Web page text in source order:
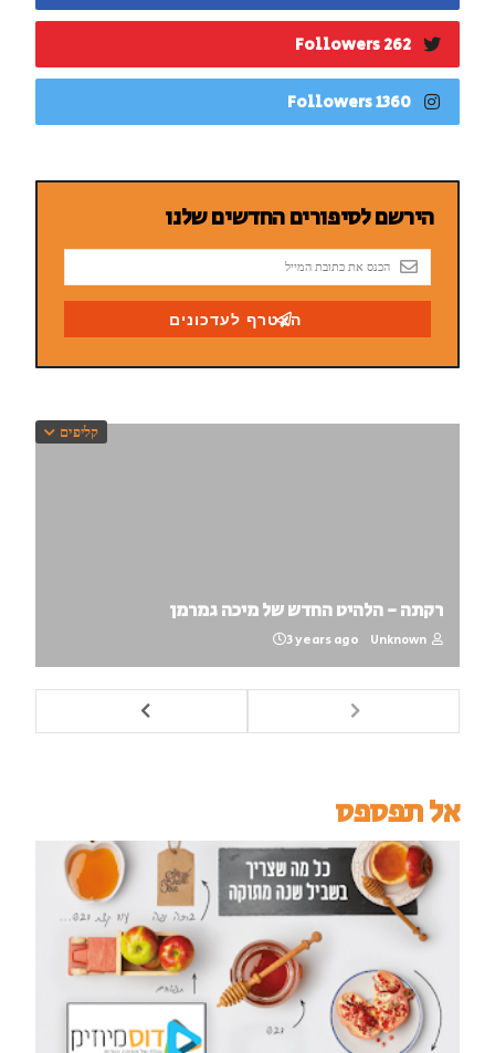
262 Followers
1360 Followers
קליפים
רקתה - הלהיט החדש של מיכה גמרמן
Unknown
3 years ago
אל תפספס